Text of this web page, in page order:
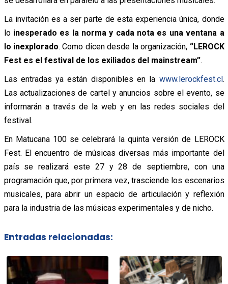
La invitación es a ser parte de esta experiencia única, donde
lo inesperado es la norma y cada nota es una ventana a
lo inexplorado. Como dicen desde la organización, “LEROCK
Fest es el festival de los exiliados del mainstream”.
Las entradas ya están disponibles en la www.lerockfest.cl.
Las actualizaciones de cartel y anuncios sobre el evento, se
informarán a través de la web y en las redes sociales del
festival.
En Matucana 100 se celebrará la quinta versión de LEROCK
Fest. El encuentro de músicas diversas más importante del
país se realizará este 27 y 28 de septiembre, con una
programación que, por primera vez, trasciende los escenarios
musicales, para abrir un espacio de articulación y reflexión
para la industria de las músicas experimentales y de nicho.
Entradas relacionadas: